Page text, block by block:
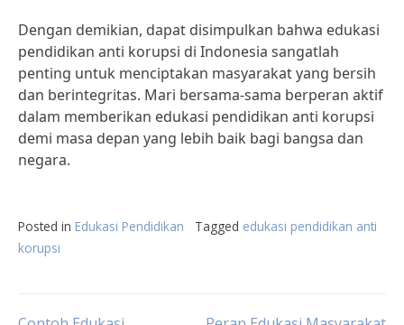
Dengan demikian, dapat disimpulkan bahwa edukasi
pendidikan anti korupsi di Indonesia sangatlah
penting untuk menciptakan masyarakat yang bersih
dan berintegritas. Mari bersama-sama berperan aktif
dalam memberikan edukasi pendidikan anti korupsi
demi masa depan yang lebih baik bagi bangsa dan
negara.
Posted in Edukasi Pendidikan Tagged edukasi pendidikan anti
korupsi